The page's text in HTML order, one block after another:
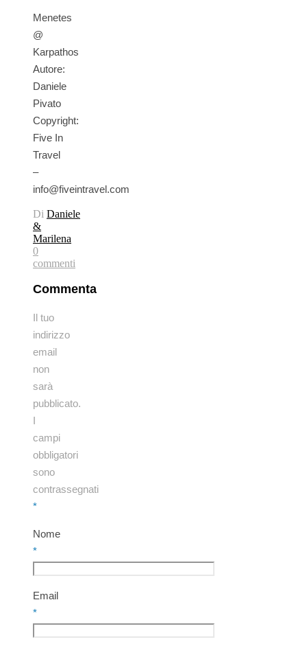
Menetes
@
Karpathos
Autore:
Daniele
Pivato
Copyright:
Five In
Travel
–
info@fiveintravel.com
Di Daniele
&
Marilena
0
commenti
Commenta
Il tuo
indirizzo
email
non
sarà
pubblicato.
I
campi
obbligatori
sono
contrassegnati
*
Nome
*
Email
*